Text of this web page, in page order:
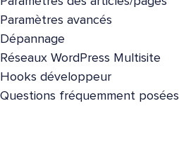
Paramètres avancés
Dépannage
Réseaux WordPress Multisite
Hooks développeur
Questions fréquemment posées